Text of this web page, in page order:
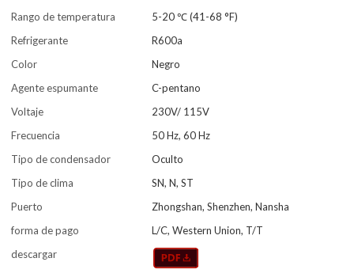
Rango de temperatura
5-20 ℃ (41-68 °F)
Refrigerante
R600a
Color
Negro
Agente espumante
C-pentano
Voltaje
230V/ 115V
Frecuencia
50 Hz, 60 Hz
Tipo de condensador
Oculto
Tipo de clima
SN, N, ST
Puerto
Zhongshan, Shenzhen, Nansha
forma de pago
L/C, Western Union, T/T
descargar